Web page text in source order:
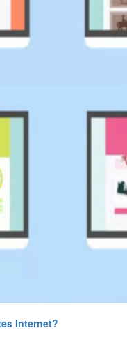
Internet?